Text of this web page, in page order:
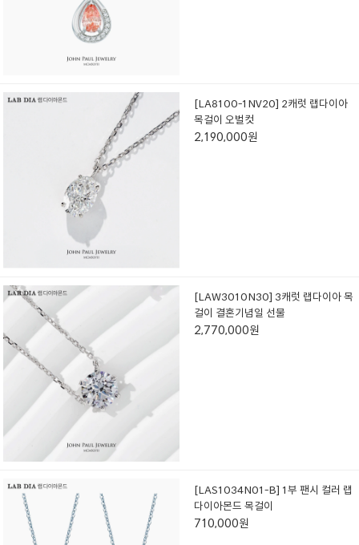
[LA8100-1NV20] 2캐럿 랩다이아
목걸이 오벌컷
2,190,000원
[LAW3010N30] 3캐럿 랩다이아 목
걸이 결혼기념일 선물
2,770,000원
[LAS1034N01-B] 1부 팬시 컬러 랩
다이아몬드 목걸이
710,000원